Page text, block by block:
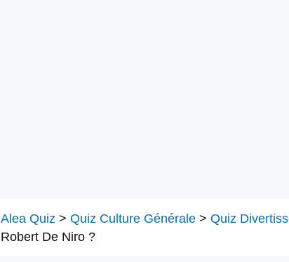
Alea Quiz > Quiz Culture Générale > Quiz
Robert De Niro ?